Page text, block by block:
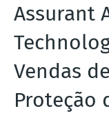
Assurant
Vendas
Proteção